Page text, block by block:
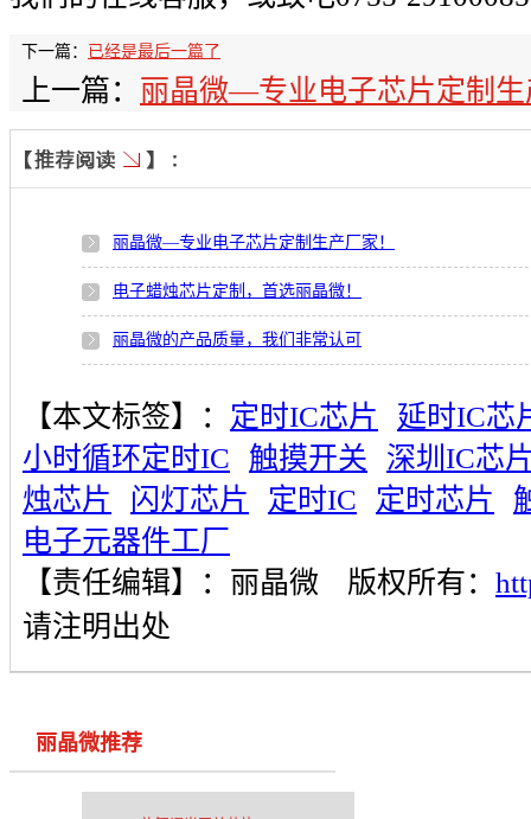
下一篇： 已经是最后一篇了
上一篇： 丽晶微—专业电子芯片定制生
丽晶微—专业电子芯片定制生产厂家！
电子蜡烛芯片定制，首选丽晶微！
丽晶微的产品质量，我们非常认可
【本文标签】： 定时IC芯片
延时IC芯
小时循环定时IC
触摸开关
深圳IC芯
烛芯片
闪灯芯片 定时IC 定时芯片
电子元器件工厂
【责任编辑】： 丽晶微 版权所有：
请注明出处
丽晶微推荐